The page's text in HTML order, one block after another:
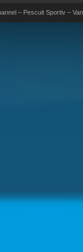
– Pescuit Sportiv –